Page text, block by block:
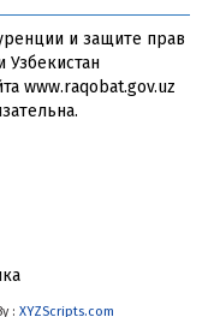
и защите прав
Узбекистан
www.raqobat.gov.uz
: XYZScripts.com